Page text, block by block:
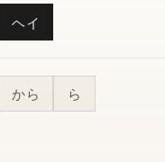
ヘイ
から ら